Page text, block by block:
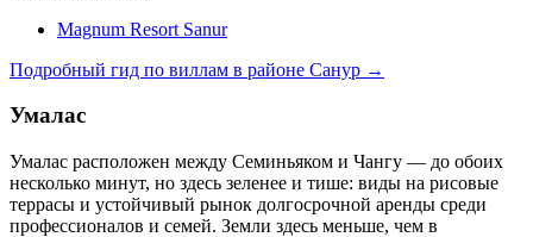
Magnum Resort Sanur
Подробный гид по виллам в районе Санур →
Умалас
Умалас расположен между Семиньяком и Чангу — до обоих
несколько минут, но здесь зеленее и тише: виды на рисовые
террасы и устойчивый рынок долгосрочной аренды среди
профессионалов и семей. Земли здесь меньше, чем в